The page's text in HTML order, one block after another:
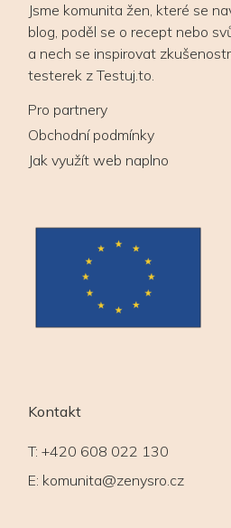
Jsme komunita žen, které se
blog, poděl se o recept nebo
a nech se inspirovat
testerek z Testuj.to.
Pro partnery
Obchodní podmínky
Jak využít web naplno
Kontakt
T: +420 608 022 130
E: komunita@zenysro.cz